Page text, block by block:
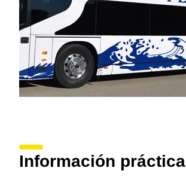
Información práctica